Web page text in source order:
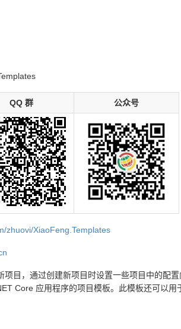
QQ 群 公众号
zhuovi/XiaoFeng.Templates
项目，通过创建新项目时设置一些项目中的配
Core 应用程序的项目模板。此模板还可以用